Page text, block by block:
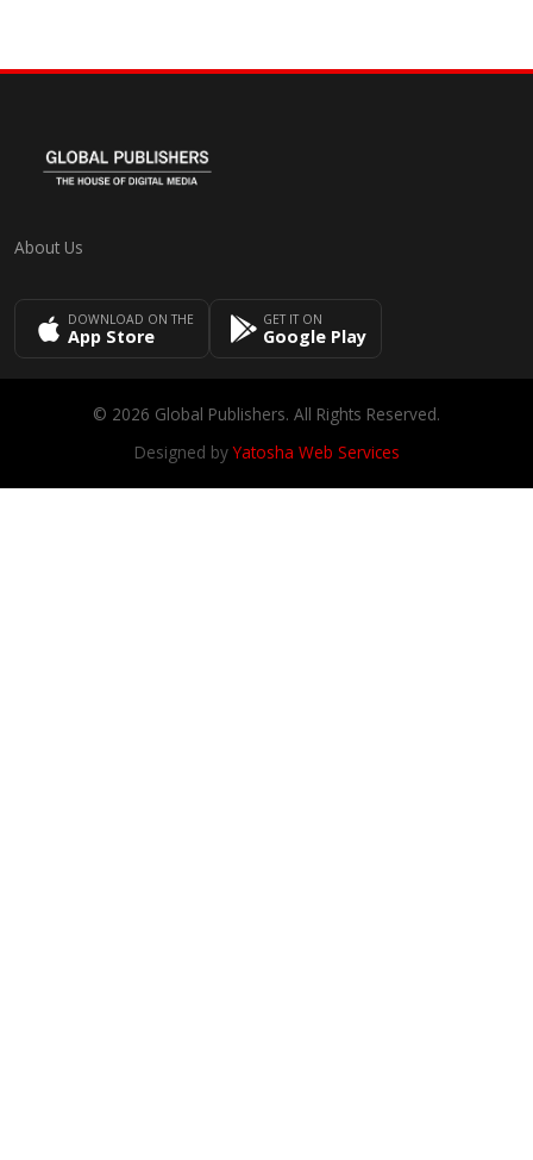
About Us
DOWNLOAD ON THE
App Store
GET IT ON
Google Play
© 2026 Global Publishers. All Rights Reserved.
Designed byYatosha Web Services